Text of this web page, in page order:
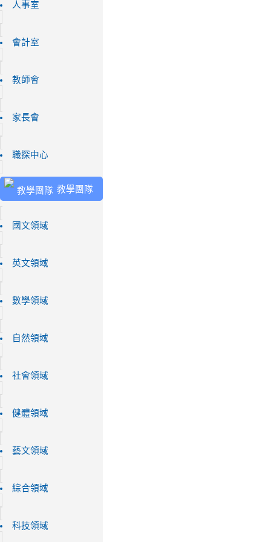
人事室
會計室
教師會
家長會
職探中心
教學團隊
國文領域
英文領域
數學領域
自然領域
社會領域
健體領域
藝文領域
綜合領域
科技領域